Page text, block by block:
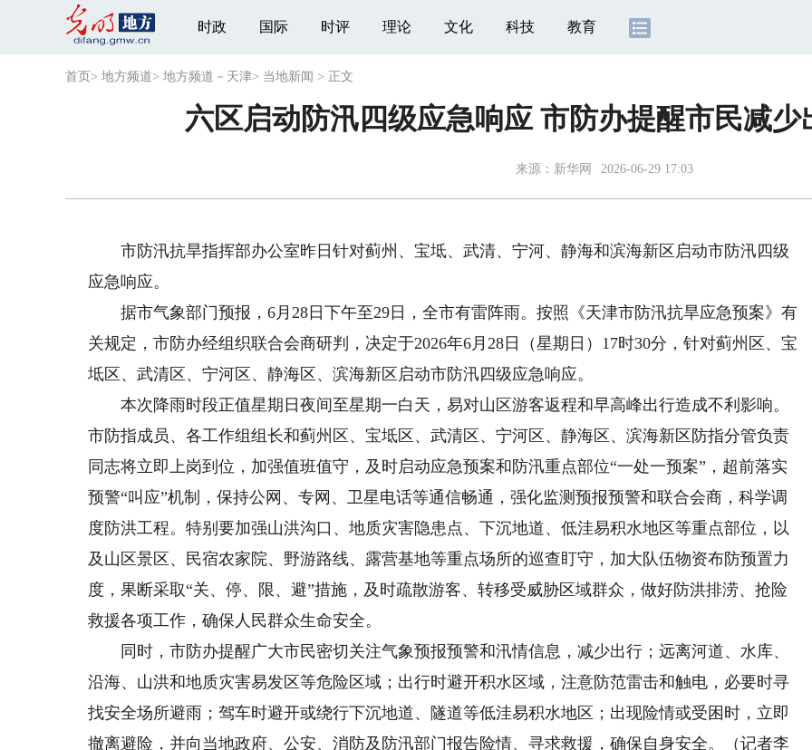
时政 国际 时评 理论 文化 科技 教育
首页 > 地方频道> 地方频道－天津> 当地新闻 > 正文
六区启动防汛四级应急响应 市防办提醒市民减
来源： 新华网 2026-06-29 17:03
市防汛抗旱指挥部办公室昨日针对蓟州、宝坻、武清、宁河、静海和滨海新区启动市防汛四级
应急响应。
据市气象部门预报，6月28日下午至29日，全市有雷阵雨。按照《天津市防汛抗旱应急预案》有
关规定，市防办经组织联合会商研判，决定于2026年6月28日（星期日）17时30分，针对蓟州区、宝
坻区、武清区、宁河区、静海区、滨海新区启动市防汛四级应急响应。
本次降雨时段正值星期日夜间至星期一白天，易对山区游客返程和早高峰出行造成不利影响。
市防指成员、各工作组组长和蓟州区、宝坻区、武清区、宁河区、静海区、滨海新区防指分管负责
同志将立即上岗到位，加强值班值守，及时启动应急预案和防汛重点部位“一处一预案”，超前落实
预警“叫应”机制，保持公网、专网、卫星电话等通信畅通，强化监测预报预警和联合会商，科学调
度防洪工程。特别要加强山洪沟口、地质灾害隐患点、下沉地道、低洼易积水地区等重点部位，以
及山区景区、民宿农家院、野游路线、露营基地等重点场所的巡查盯守，加大队伍物资布防预置力
度，果断采取“关、停、限、避”措施，及时疏散游客、转移受威胁区域群众，做好防洪排涝、抢险
救援各项工作，确保人民群众生命安全。
同时，市防办提醒广大市民密切关注气象预报预警和汛情信息，减少出行；远离河道、水库、
沿海、山洪和地质灾害易发区等危险区域；出行时避开积水区域，注意防范雷击和触电，必要时寻
找安全场所避雨；驾车时避开或绕行下沉地道、隧道等低洼易积水地区；出现险情或受困时，立即
撤离避险，并向当地政府、公安、消防及防汛部门报告险情、寻求救援，确保自身安全。（记者李